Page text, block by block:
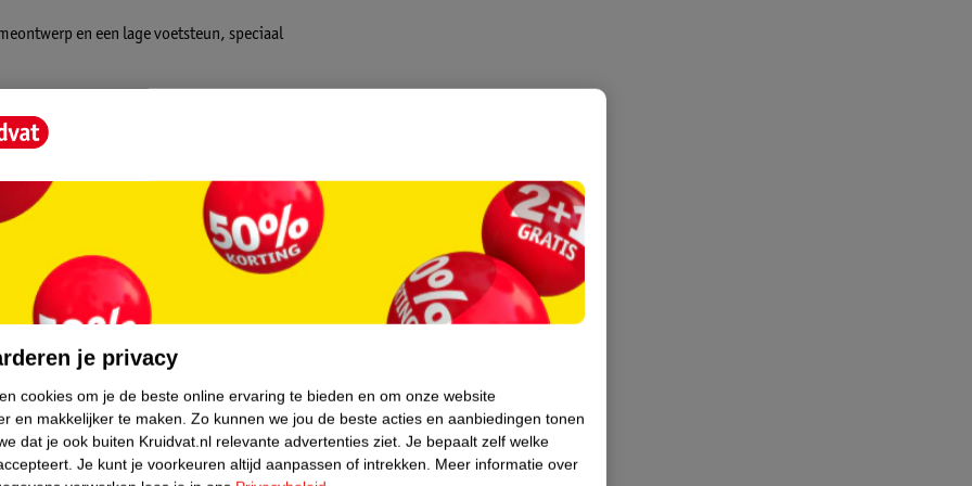
en een lage voetsteun, speciaal
comfort en functionaliteit – ideaal om de
verstelbare zadel met zachte PU-
uitstraling die direct in het oog springt.
je privacy
cookies om je de beste online ervaring te bieden en om onze website
en makkelijker te maken. Zo kunnen we jou de beste acties en aanbiedingen tonen
dat je ook buiten Kruidvat.nl relevante advertenties ziet. Je bepaalt zelf welke
Je kunt je voorkeuren altijd aanpassen of intrekken. Meer informatie over